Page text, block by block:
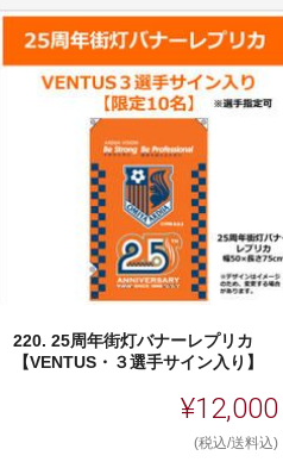
220. 25周年街灯バナーレプリカ
【VENTUS・３選手サイン入り】
¥12,000
(税込/送料込)